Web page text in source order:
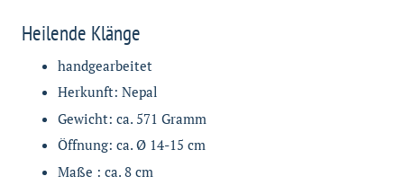
Heilende Klänge
handgearbeitet
Herkunft: Nepal
Gewicht: ca. 571 Gramm
Öffnung: ca. Ø 14-15 cm
Maße : ca. 8 cm